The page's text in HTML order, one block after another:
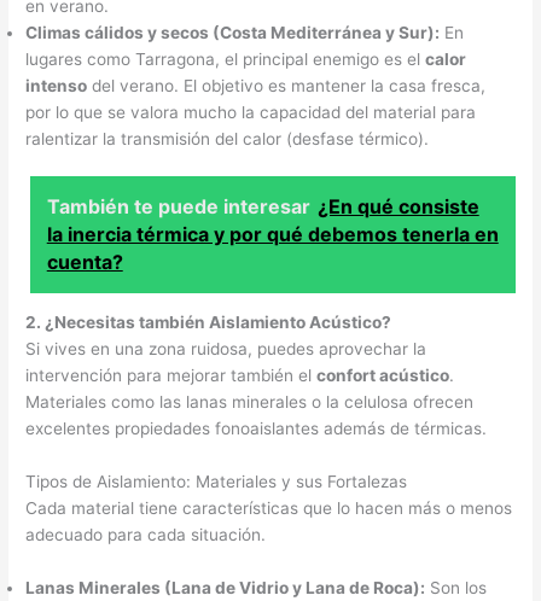
en verano.
Climas cálidos y secos (Costa Mediterránea y Sur): En
lugares como Tarragona, el principal enemigo es elcalor
intenso del verano. El objetivo es mantener la casa fresca,
por lo que se valora mucho la capacidad del material para
ralentizar la transmisión del calor (desfase térmico).
También te puede interesar ¿En qué consiste
la inercia térmica y por qué debemos tenerla en
cuenta?
2. ¿Necesitas también Aislamiento Acústico?
Si vives en una zona ruidosa, puedes aprovechar la
intervención para mejorar también elconfort acústico.
Materiales como las lanas minerales o la celulosa ofrecen
excelentes propiedades fonoaislantes además de térmicas.
Tipos de Aislamiento: Materiales y sus Fortalezas
Cada material tiene características que lo hacen más o menos
adecuado para cada situación.
Lanas Minerales (Lana de Vidrio y Lana de Roca): Son los